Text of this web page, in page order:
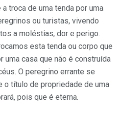
troca de uma tenda por uma
ou turistas, vivendo
a moléstias, dor e perigo.
esta tenda ou corpo que
uma casa que não é construída
O peregrino errante se
o título de propriedade de uma
pois que é eterna.